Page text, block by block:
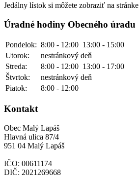
Jedálny lístok si môžete zobraziť na stránke
Úradné hodiny Obecného úradu
Pondelok: 8:00 - 12:00 13:00 - 15:00
Utorok:
nestránkový deň
Streda:
8:00 - 12:00 13:00 - 17:00
Štvrtok:
nestránkový deň
Piatok:
8:00 - 12:00
Kontakt
Obec Malý Lapáš
Hlavná ulica 87/4
951 04 Malý Lapáš
IČO: 00611174
DIČ: 2021269668